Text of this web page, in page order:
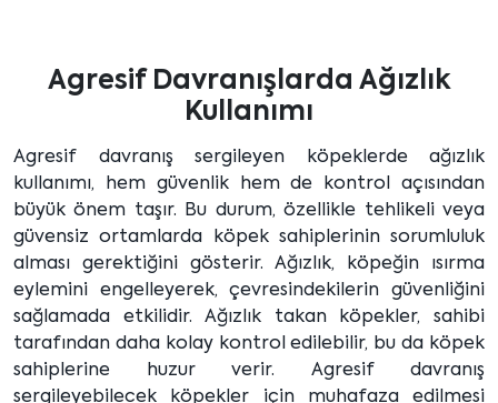
Agresif Davranışlarda Ağızlık
Kullanımı
Agresif davranış sergileyen köpeklerde ağızlık
kullanımı, hem güvenlik hem de kontrol açısından
büyük önem taşır. Bu durum, özellikle tehlikeli veya
güvensiz ortamlarda köpek sahiplerinin sorumluluk
alması gerektiğini gösterir. Ağızlık, köpeğin ısırma
eylemini engelleyerek, çevresindekilerin güvenliğini
sağlamada etkilidir. Ağızlık takan köpekler, sahibi
tarafından daha kolay kontrol edilebilir, bu da köpek
sahiplerine huzur verir. Agresif davranış
sergileyebilecek köpekler için muhafaza edilmesi